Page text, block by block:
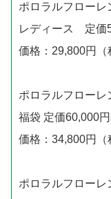
ポロラルフローレ
レディース 定価
価格：29,800円（
ポロラルフローレ
福袋 定価60,000
価格：34,800円（
ポロラルフローレ